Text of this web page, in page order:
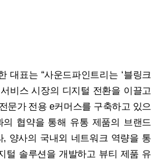
대표는 “사운드파인트리는 ‘블링크
비스 시장의 디지털 전환을 이끌고
문가 전용 e커머스를 구축하고 있으
의 협약을 통해 유통 제품의 브랜드
, 양사의 국내외 네트워크 역량을 통
털 솔루션을 개발하고 뷰티 제품 유